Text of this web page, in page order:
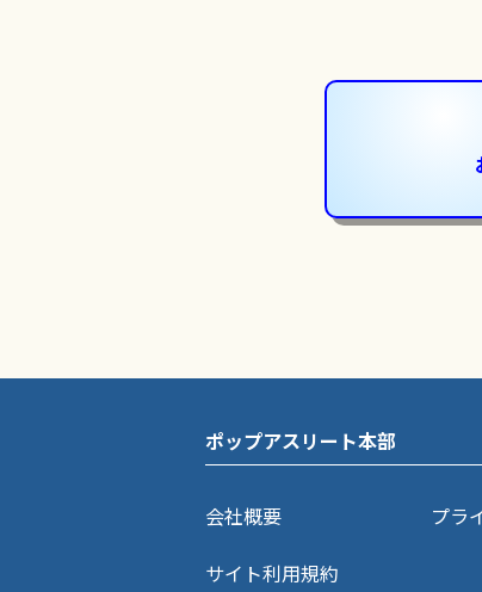
ポップアスリート本部
会社概要 プラ
サイト利用規約